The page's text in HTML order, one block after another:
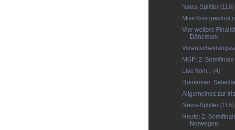
News-Splitter (116)
Miss Kiss gewinnt
Vier weitere
Dänemark
MGP: 2.
Live from... (4)
Rumänien:
Allgemeines zur
News-Splitter (115)
Heute: 2.
Norwegen